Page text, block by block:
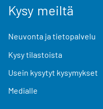
Kysy meiltä
Neuvonta ja tietopalvelu
Kysy tilastoista
Usein kysytyt kysymykset
Medialle